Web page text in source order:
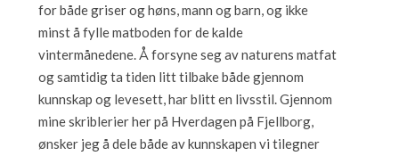
for både griser og høns, mann og barn, og ikke
minst å fylle matboden for de kalde
vintermånedene. Å forsyne seg av naturens matfat
og samtidig ta tiden litt tilbake både gjennom
kunnskap og levesett, har blitt en livsstil. Gjennom
mine skriblerier her på Hverdagen på Fjellborg,
ønsker jeg å dele både av kunnskapen vi tilegner